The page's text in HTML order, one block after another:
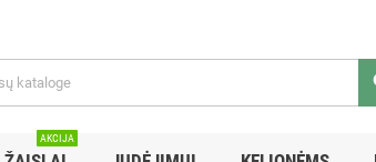
AKCIJA